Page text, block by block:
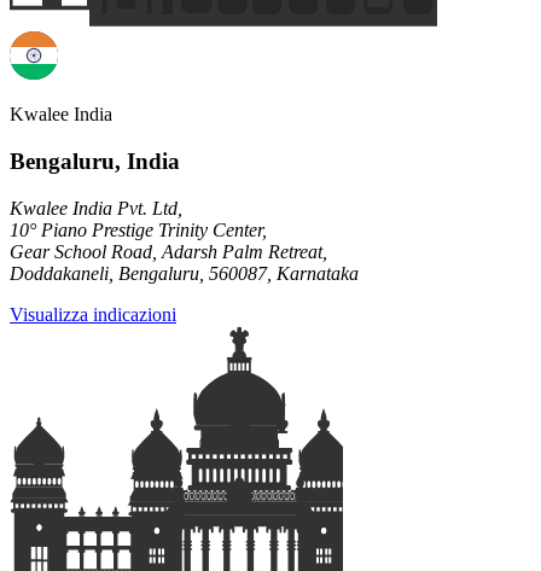
Kwalee India
Bengaluru, India
Kwalee India Pvt. Ltd,
10° Piano Prestige Trinity Center,
Gear School Road, Adarsh Palm Retreat,
Doddakaneli, Bengaluru, 560087, Karnataka
Visualizza indicazioni